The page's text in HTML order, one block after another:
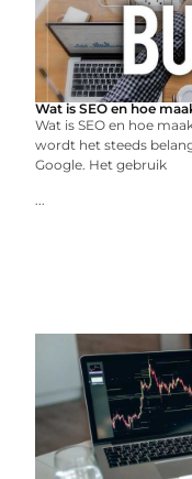
Wat is SEO en hoe
Wat is SEO en hoe
wordt het steeds
Google. Het gebruik
...